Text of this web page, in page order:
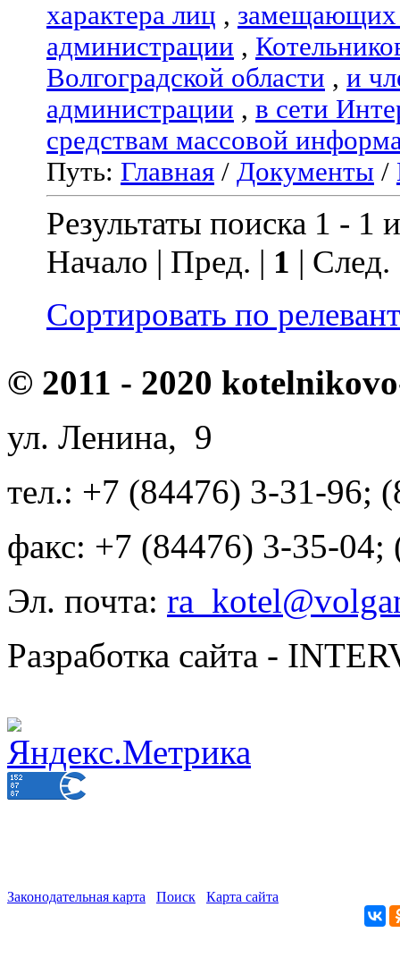
характера лиц , замещающих
администрации ,
Волгоградской области , и
администрации , в сети
средствам массовой
Путь: Главная / Документы /
Результаты поиска 1 - 1
Начало | Пред. | 1 |
Сортировать по
© 2011 - 2020
ул. Ленина, 9
тел.: +7 (84476) 3-31-96;
факс: +7 (84476) 3-35-04;
Эл. почта:
Разработка сайта -
Законодательная карта Поиск Карта сайта